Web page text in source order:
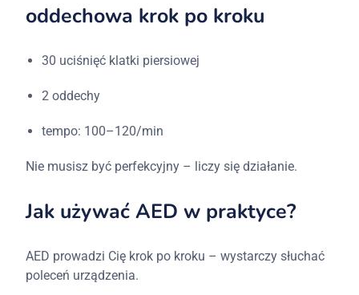
oddechowa krok po kroku
30 uciśnięć klatki piersiowej
2 oddechy
tempo: 100–120/min
Nie musisz być perfekcyjny – liczy się działanie.
Jak używać AED w praktyce?
AED prowadzi Cię krok po kroku – wystarczy słuchać
poleceń urządzenia.